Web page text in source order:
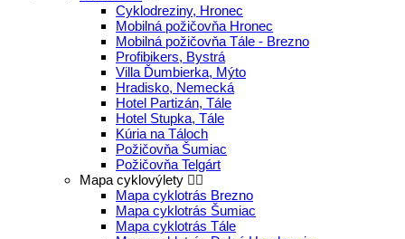
Cyklodreziny, Hronec
Mobilná požičovňa Hronec
Mobilná požičovňa Tále - Brezno
Profibikers, Bystrá
Villa Ďumbierka, Mýto
Hradisko, Nemecká
Hotel Partizán, Tále
Hotel Stupka, Tále
Kúria na Táloch
Požičovňa Šumiac
Požičovňa Telgárt
Mapa cyklovýlety
Mapa cyklotrás Brezno
Mapa cyklotrás Šumiac
Mapa cyklotrás Tále